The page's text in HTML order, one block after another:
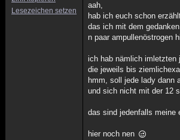
Lesezeichen setzen
aah,
hab ich euch schon
das ich mit dem
n paar ampullenöstrogen
ich hab nämlich imletzten
die jeweils bis
hmm, soll jede lady dann
und sich nicht mit der 12
das sind jedenfalls meine
hier noch nen